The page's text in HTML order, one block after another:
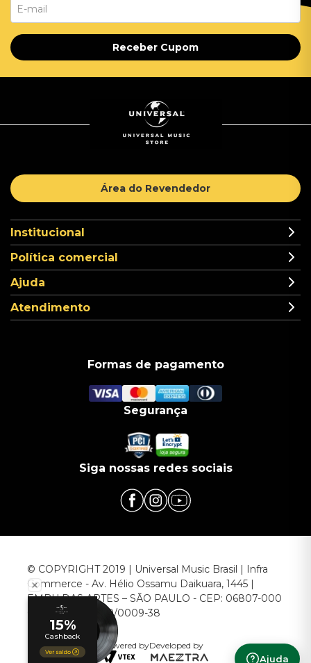
Ajuda
Receber Cupom
Área do Revendedor
Institucional
Política comercial
Ajuda
Atendimento
Formas de pagamento
Segurança
Siga nossas redes sociais
© COPYRIGHT 2019 | Universal Music Brasil | Infra
Commerce - Av. Hélio Ossamu Daikuara, 1445 |
EMBU DAS ARTES – SÃO PAULO - CEP: 06807-000
CNPJ: 00.952.789/0009-38
Powered byDeveloped by